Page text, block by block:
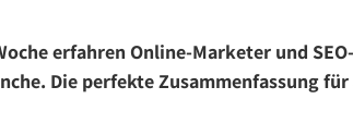
erfahren Online-Marketer und
Die perfekte Zusammenfassung